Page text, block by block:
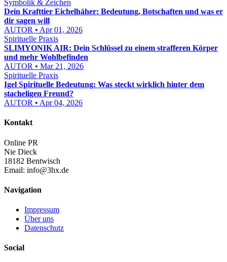
Symbolik & Zeichen
Dein Krafttier Eichelhäher: Bedeutung, Botschaften und was er
dir sagen will
AUTOR • Apr 01, 2026
Spirituelle Praxis
SLIMYONIK AIR: Dein Schlüssel zu einem strafferen Körper
und mehr Wohlbefinden
AUTOR • Mar 21, 2026
Spirituelle Praxis
Igel Spirituelle Bedeutung: Was steckt wirklich hinter dem
stacheligen Freund?
AUTOR • Apr 04, 2026
Kontakt
Online PR
Nie Dieck
18182 Bentwisch
Email: info@3hx.de
Navigation
Impressum
Über uns
Datenschutz
Social